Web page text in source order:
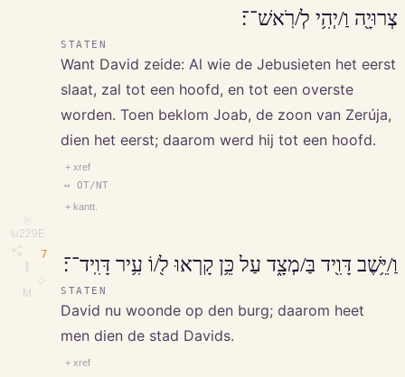
⎘
\u229E
M
צְרוּיָ֖ה וַ/יְהִ֥י לְ/רֹֽאשׁ־־׃
STATEN
Want David zeide: Al wie de Jebusieten het eerst
slaat, zal tot een hoofd, en tot een overste
worden. Toen beklom Joab, de zoon van Zerúja,
dien het eerst; daarom werd hij tot een hoofd.
+ xref
↔ OT/NT
+ kantt.
7 וַ/יֵּ֥שֶׁב דָּוִ֖יד בַּ/מְצָ֑ד עַל כֵּ֥ן קָרְאוּ ל֖/וֹ עִ֥יר דָּוִֽיד־־׃
STATEN
David nu woonde op den burg; daarom heet
men dien de stad Davids.
+ xref